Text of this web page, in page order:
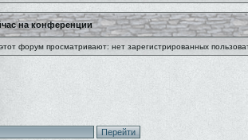
на конференции
форум просматривают: нет зарегистрированных